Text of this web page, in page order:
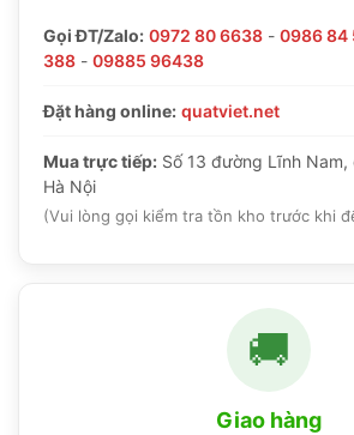
Gọi ĐT/Zalo: 0972 80 6638 - 0986 84
388 - 09885 96438
Đặt hàng online: quatviet.net
Mua trực tiếp: Số 13 đường Lĩnh Nam,
Hà Nội
(Vui lòng gọi kiểm tra tồn kho trước khi
🚚
Giao hàng